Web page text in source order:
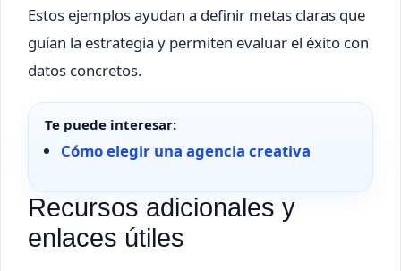
Estos ejemplos ayudan a definir metas claras que
guían la estrategia y permiten evaluar el éxito con
datos concretos.
Te puede interesar:
Cómo elegir una agencia creativa
Recursos adicionales y
enlaces útiles